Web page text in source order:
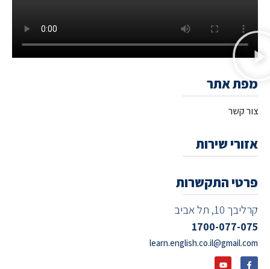
מפת אתר
צור קשר
אזורי שירות
פרטי התקשרות
קרליבך 10, תל אביב
1700-077-075
learn.english.co.il@gmail.com